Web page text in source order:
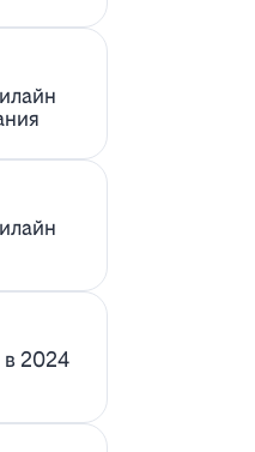
2024